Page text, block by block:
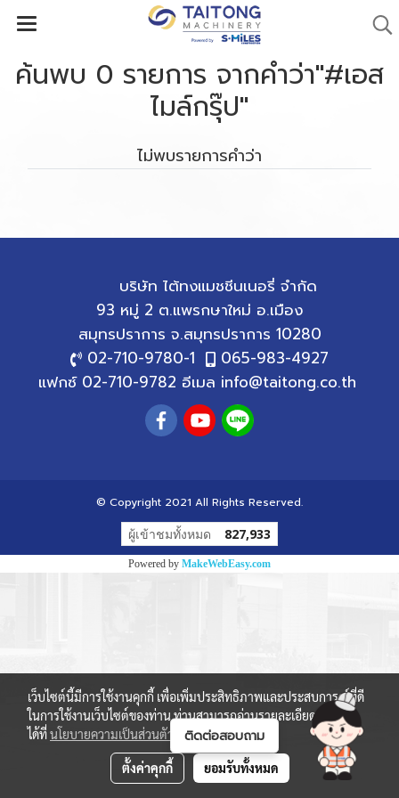
ค้นพบ 0 รายการ จากคำว่า"#เอส
ไมล์กรุ๊ป"
ไม่พบรายการคำว่า
บริษัท ไต้ทงแมชชีนเนอรี่ จำกัด
93 หมู่ 2 ต.แพรกษาใหม่ อ.เมือง
สมุทรปราการ จ.สมุทรปราการ 10280
02-710-9780-1
065-983-4927
แฟกซ์ 02-710-9782 อีเมล info@taitong.co.th
© Copyright 2021 All Rights Reserved.
ผู้เข้าชมทั้งหมด 827,933
Powered by MakeWebEasy.com
เว็บไซต์นี้มีการใช้งานคุกกี้ เพื่อเพิ่มประสิทธิภาพและประสบการณ์ที่ดี
ในการใช้งานเว็บไซต์ของท่าน ท่านสามารถอ่านรายละเอียดเพิ่มเติม
ได้ที่นโยบายความเป็นส่วนตัว และนโยบายคุกกี้
ตั้งค่าคุกกี้ ยอมรับทั้งหมด